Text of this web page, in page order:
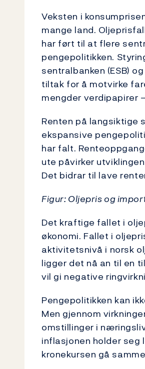
Veksten i
mange land.
har ført til at flere
pengepolitikken.
sentralbanken (ESB)
tiltak for å motvirke
mengder verdipapirer
Renten på langsiktige
ekspansive
har falt.
ute påvirker
Det bidrar til lave
Figur: Oljepris og
Det kraftige fallet i
økonomi. Fallet i
aktivitetsnivå i norsk
ligger det nå an til en
vil gi negative
Pengepolitikken kan
Men gjennom
omstillinger i
inflasjonen holder seg
kronekursen gå